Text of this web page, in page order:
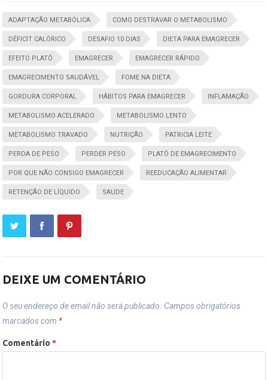
ADAPTAÇÃO METABÓLICA COMO DESTRAVAR O METABOLISMO
DÉFICIT CALÓRICO DESAFIO 10 DIAS DIETA PARA EMAGRECER
EFEITO PLATÔ EMAGRECER EMAGRECER RÁPIDO
EMAGRECIMENTO SAUDÁVEL FOME NA DIETA
GORDURA CORPORAL HÁBITOS PARA EMAGRECER INFLAMAÇÃO
METABOLISMO ACELERADO METABOLISMO LENTO
METABOLISMO TRAVADO NUTRIÇÃO PATRICIA LEITE
PERDA DE PESO PERDER PESO PLATÔ DE EMAGRECIMENTO
POR QUE NÃO CONSIGO EMAGRECER REEDUCAÇÃO ALIMENTAR
RETENÇÃO DE LÍQUIDO SAUDE
DEIXE UM COMENTÁRIO
O seu endereço de email não será publicado. Campos obrigatórios
marcados com *
Comentário*